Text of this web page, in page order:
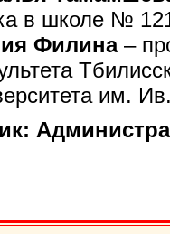
в школе №
Филина–
им.